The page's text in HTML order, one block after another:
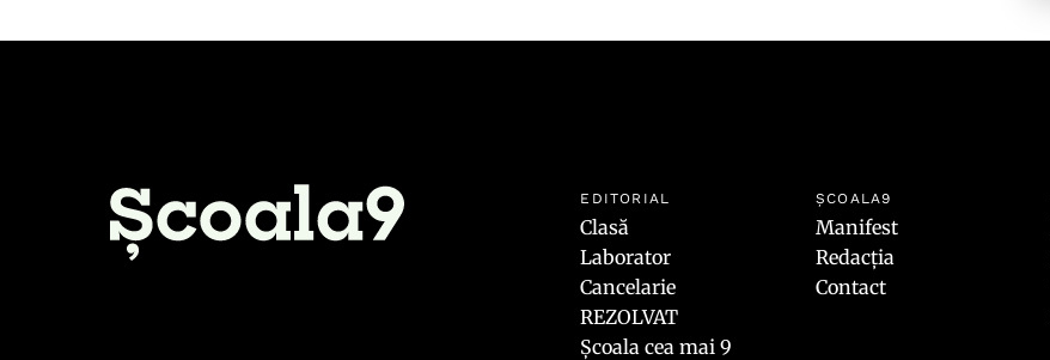
EDITORIAL
Clasă
Laborator
Cancelarie
REZOLVAT
Școala cea mai 9
ȘCOALA9
Manifest
Redacția
Contact